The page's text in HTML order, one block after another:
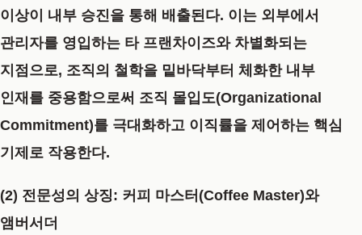
이상이 내부 승진을 통해 배출된다. 이는 외부에서
관리자를 영입하는 타 프랜차이즈와 차별화되는
지점으로, 조직의 철학을 밑바닥부터 체화한 내부
인재를 중용함으로써 조직 몰입도(Organizational
Commitment)를 극대화하고 이직률을 제어하는 핵심
기제로 작용한다.
(2) 전문성의 상징: 커피 마스터(Coffee Master)와
앰버서더